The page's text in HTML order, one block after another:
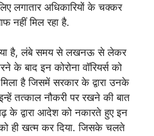
लगातार अधिकारियों के चक्कर
नहीं मिल रहा है.
है, लंबे समय से लखनऊ से लेकर
बाद इन कोरोना वॉरियर्स को
है जिसमें सरकार के द्वारा उनके
तत्काल नौकरी पर रखने की बात
के द्वारा आदेश को नकारते हुए इन
को ही खत्म कर दिया. जिसके चलते